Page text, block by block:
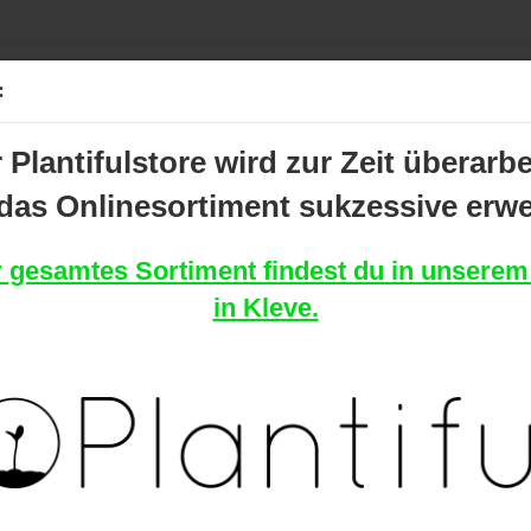
Plantifulstore wird zur Zeit
Onlinesortiment sukzessive
gesamtes Sortiment findest du in
in Kleve.
SHOP